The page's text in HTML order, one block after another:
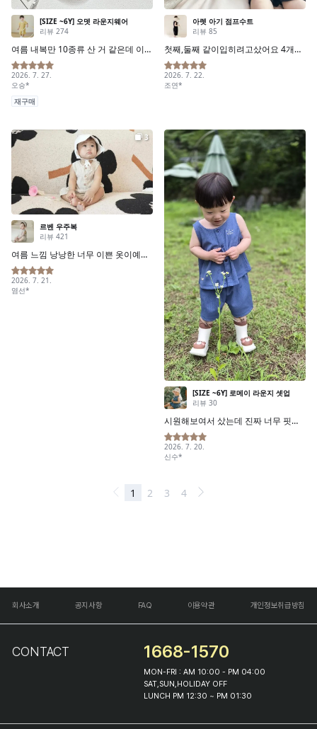
회사소개 공지사항 FAQ 이용약관 개인정보취급방침
CONTACT 1668-1570
MON-FRI : AM 10:00 - PM 04:00
SAT,SUN,HOLIDAY OFF
LUNCH PM 12:30 ~ PM 01:30